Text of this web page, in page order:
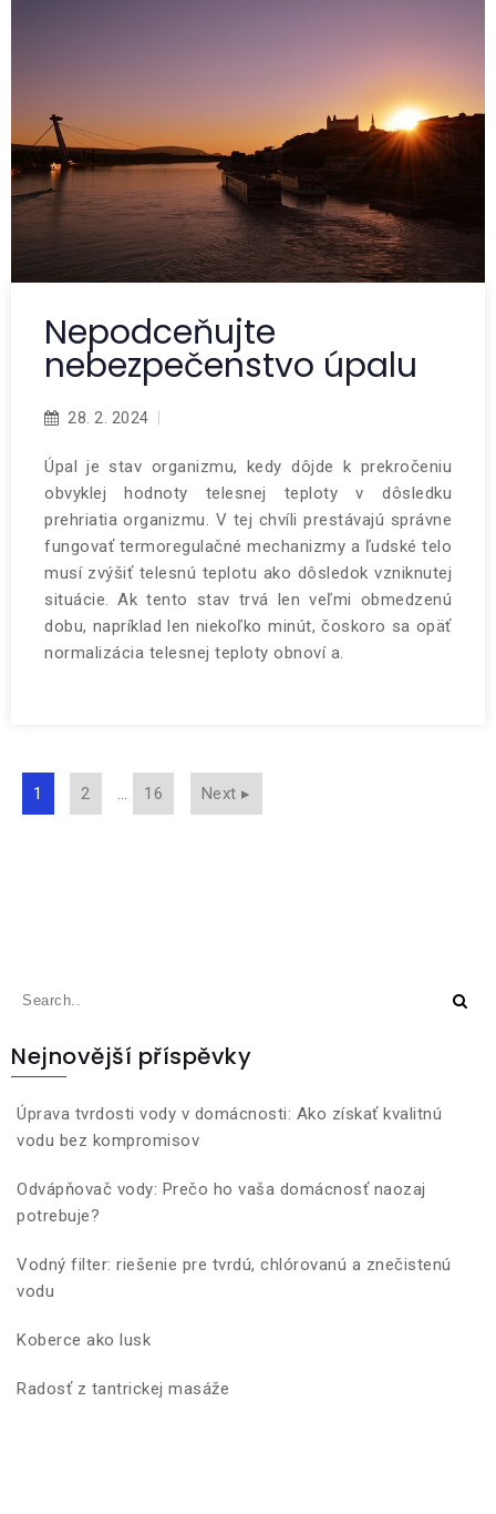
Nepodceňujte
nebezpečenstvo úpalu
28. 2. 2024
Úpal je stav organizmu, kedy dôjde k prekročeniu
obvyklej hodnoty telesnej teploty v dôsledku
prehriatia organizmu. V tej chvíli prestávajú správne
fungovať termoregulačné mechanizmy a ľudské telo
musí zvýšiť telesnú teplotu ako dôsledok vzniknutej
situácie. Ak tento stav trvá len veľmi obmedzenú
dobu, napríklad len niekoľko minút, čoskoro sa opäť
normalizácia telesnej teploty obnoví a.
1 2 … 16 Next ▸
Nejnovější příspěvky
Úprava tvrdosti vody v domácnosti: Ako získať kvalitnú
vodu bez kompromisov
Odvápňovač vody: Prečo ho vaša domácnosť naozaj
potrebuje?
Vodný filter: riešenie pre tvrdú, chlórovanú a znečistenú
vodu
Koberce ako lusk
Radosť z tantrickej masáže